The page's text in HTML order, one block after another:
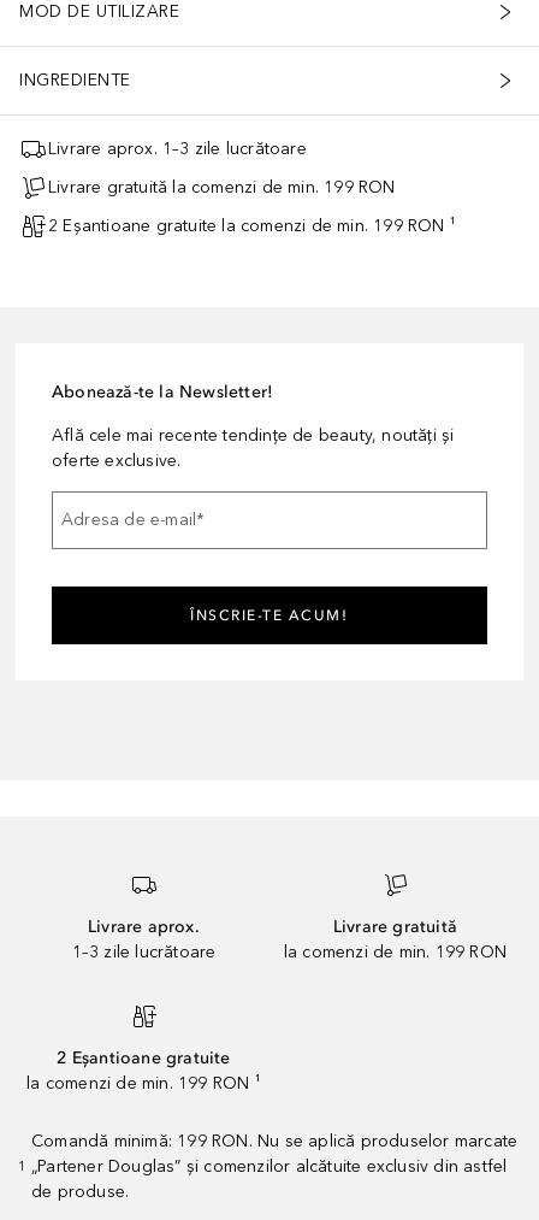
MOD DE UTILIZARE
INGREDIENTE
Livrare aprox. 1–3 zile lucrătoare
Livrare gratuită la comenzi de min. 199 RON
2 Eșantioane gratuite la comenzi de min. 199 RON ¹
Abonează-te la Newsletter!
Află cele mai recente tendințe de beauty, noutăți și
oferte exclusive.
Adresa de e-mail*
ÎNSCRIE-TE ACUM!
Livrare aprox.
1–3 zile lucrătoare
Livrare gratuită
la comenzi de min. 199 RON
2 Eșantioane gratuite
la comenzi de min. 199 RON ¹
1
Comandă minimă: 199 RON. Nu se aplică produselor marcate
„Partener Douglas” și comenzilor alcătuite exclusiv din astfel
de produse.